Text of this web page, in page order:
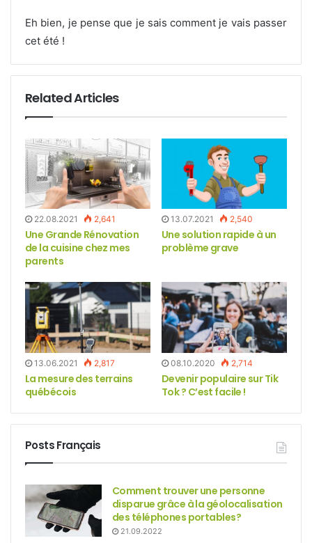
Eh bien, je pense que je sais comment je vais passer
cet été !
Related Articles
22.08.2021 2,641
Une Grande Rénovation
de la cuisine chez mes
parents
13.07.2021 2,540
Une solution rapide à un
problème grave
13.06.2021 2,817
La mesure des terrains
québécois
08.10.2020 2,714
Devenir populaire sur Tik
Tok ? C’est facile !
Posts Français
Comment trouver une personne
disparue grâce à la géolocalisation
des téléphones portables?
21.09.2022